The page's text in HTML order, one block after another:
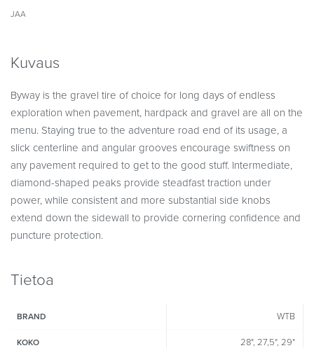
JAA
Kuvaus
Byway is the gravel tire of choice for long days of endless
exploration when pavement, hardpack and gravel are all on the
menu. Staying true to the adventure road end of its usage, a
slick centerline and angular grooves encourage swiftness on
any pavement required to get to the good stuff. Intermediate,
diamond-shaped peaks provide steadfast traction under
power, while consistent and more substantial side knobs
extend down the sidewall to provide cornering confidence and
puncture protection.
Tietoa
BRAND WTB
KOKO 28", 27,5", 29"